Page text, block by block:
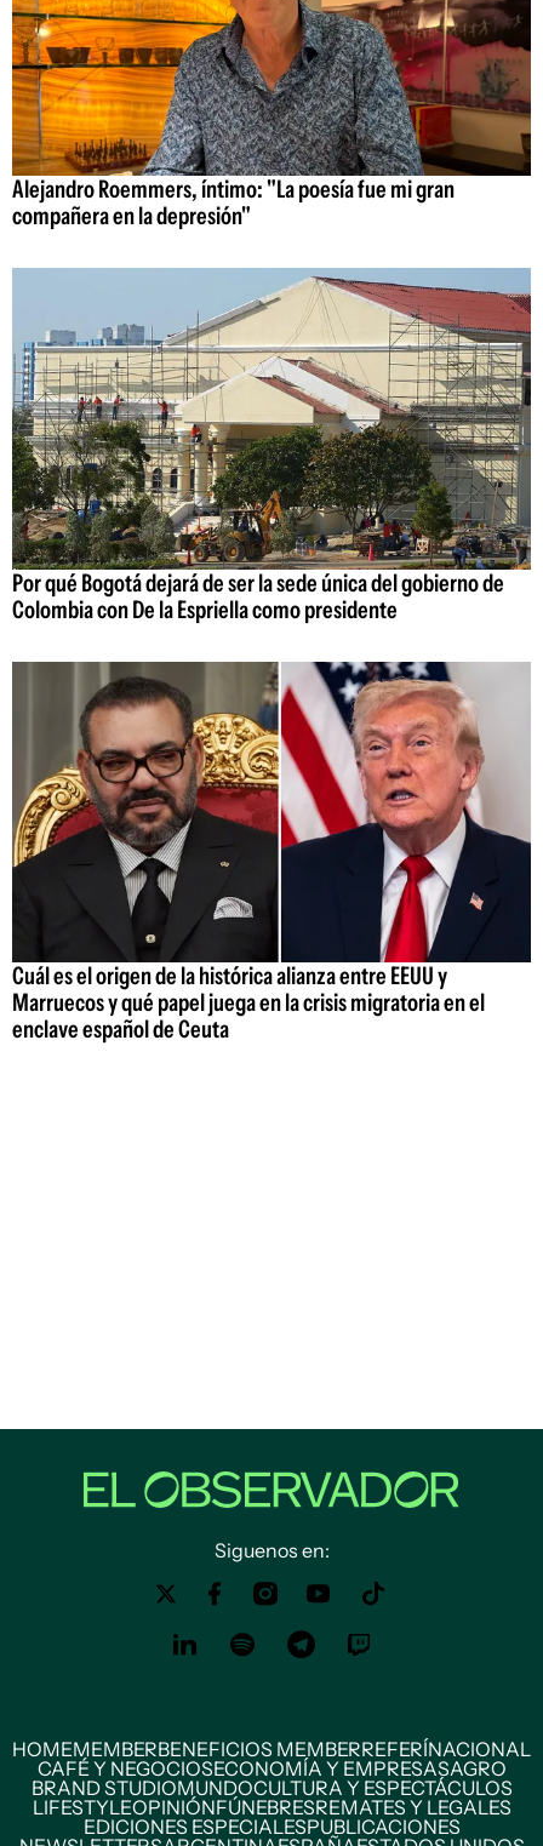
Alejandro Roemmers, íntimo: "La poesía fue mi gran
compañera en la depresión"
Por qué Bogotá dejará de ser la sede única del gobierno de
Colombia con De la Espriella como presidente
Cuál es el origen de la histórica alianza entre EEUU y
Marruecos y qué papel juega en la crisis migratoria en el
enclave español de Ceuta
Siguenos en:
HOMEMEMBERBENEFICIOS MEMBERREFERÍNACIONAL
CAFÉ Y NEGOCIOSECONOMÍA Y EMPRESASAGRO
BRAND STUDIOMUNDOCULTURA Y ESPECTÁCULOS
LIFESTYLEOPINIÓNFÚNEBRESREMATES Y LEGALES
EDICIONES ESPECIALESPUBLICACIONES